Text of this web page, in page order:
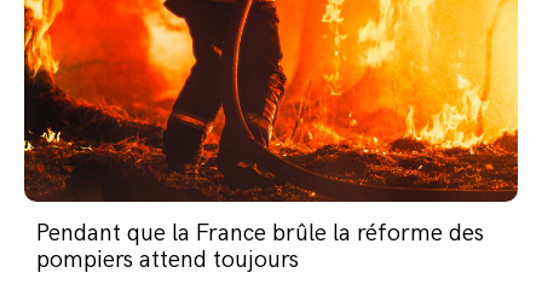
Pendant que la France brûle la réforme des
pompiers attend toujours